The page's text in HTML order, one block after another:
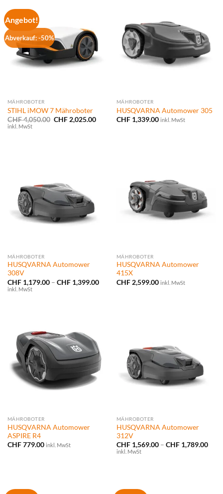
Angebot!
Abverkauf: -50%
MÄHROBOTER
STIHL iMOW 7 Mähroboter
CHF4,050.00 Ursprünglicher
CHF2,025.00Aktueller
inkl. MwSt
MÄHROBOTER
HUSQVARNA Automower 305
CHF1,339.00 inkl. MwSt
MÄHROBOTER
HUSQVARNA Automower
308V
CHF1,179.00 – CHF1,399.00Preisspanne:
CHF 1,179.00
inkl. MwSt
MÄHROBOTER
HUSQVARNA Automower
415X
CHF2,599.00 inkl. MwSt
MÄHROBOTER
HUSQVARNA Automower
ASPIRE R4
CHF779.00 inkl. MwSt
MÄHROBOTER
HUSQVARNA Automower
312V
CHF1,569.00 – CHF1,789.00
inkl. MwSt